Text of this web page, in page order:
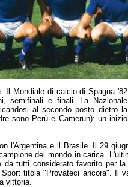
: Il Mondiale di calcio di Spagna '82
semifinali e finali. La Nazionale
al secondo posto dietro la
sono Perù e Camerun): un inizio
l'Argentina e il Brasile. Il 29
del mondo in carica.
da tutti considerato favorito per
titola "Provateci ancora". Il
vittoria.